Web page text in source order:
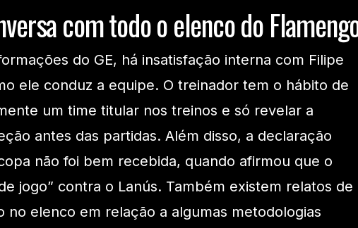
com todo o elenco do
do GE, há insatisfação interna com Filipe
ele conduz a equipe. O treinador tem o hábito de
um time titular nos treinos e só revelar a
antes das partidas. Além disso, a declaração
não foi bem recebida, quando afirmou que o
jogo” contra o Lanús. Também existem relatos de
no elenco em relação a algumas metodologias